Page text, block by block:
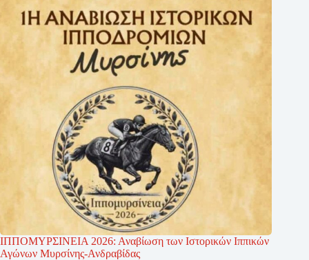
ΙΠΠΟΜΥΡΣΙΝΕΙΑ 2026: Αναβίωση των Ιστορικών Ιππικών
Αγώνων Μυρσίνης-Ανδραβίδας